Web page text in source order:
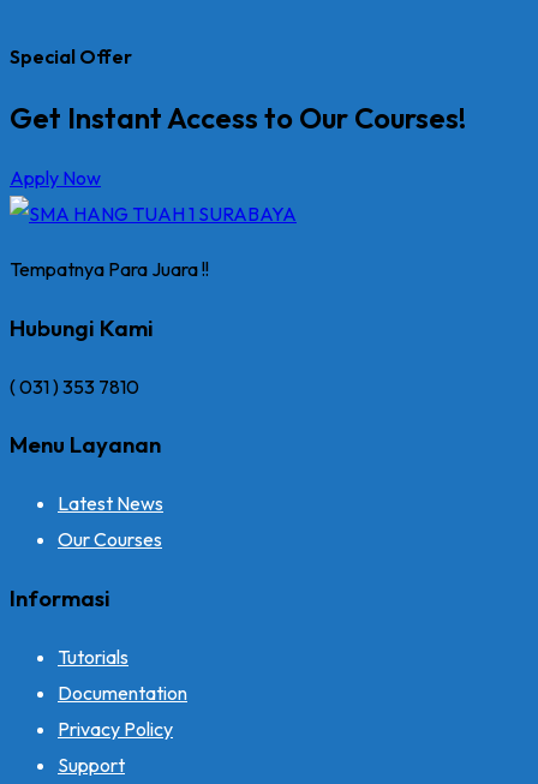
Special Offer
Get Instant Access to Our Courses!
Apply Now
Tempatnya Para Juara !!
Hubungi Kami
( 031 ) 353 7810
Menu Layanan
Latest News
Our Courses
Informasi
Tutorials
Documentation
Privacy Policy
Support